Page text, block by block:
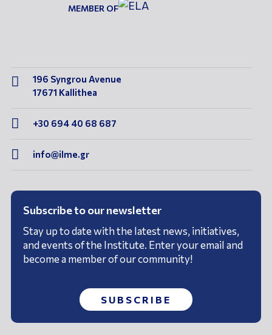
MEMBER OF

196 Syngrou Avenue
17671 Kallithea
 +30 694 40 68 687
 info@ilme.gr
Subscribe to our newsletter
Stay up to date with the latest news, initiatives,
and events of the Institute. Enter your email and
become a member of our community!
SUBSCRIBE